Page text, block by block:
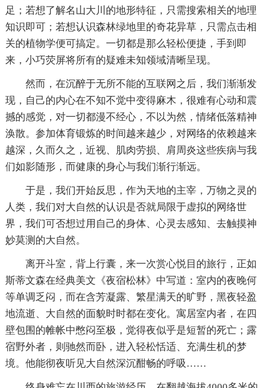
足；若想了解名山大川的地形特征，只需搜索相关的地理
知识即可；若想认识森林绿地里的奇花异草，只需点击相
关的植物学便可搞定。一切都是那么轻松便捷，手到即
来，小巧荧屏将所有的疑难未知领域清晰呈现。
然而，在沉醉于无所不能的互联网之后，我们渐渐发
现，自己的内心在不知不觉中变得麻木，很难有心动和震
撼的感觉，对一切都漫不经心，不以为然，情绪低落精神
涣散。参加体育锻炼的时间越来越少，对网络的依赖越来
越深，久而久之，近视、肌肉劳损、肩周炎这些疾病与我
们如影随形，而健康的身心与我们渐行渐远。
于是，我们开始反思，作为天地的主宰，万物之灵的
人类，我们对大自然的认识是否就局限于虚拟的网络世
界，我们可否想过用自己的身体、心灵去感知、去触摸神
妙莫测的大自然。
离开斗室，背上行囊，来一次赏心悦目的旅行，正如
斯蒂文森在经典美文《夜宿松林》中写道：室内的夜晚何
等单调乏闷，而在含芳凝露、繁星满天的旷野，黑夜轻盈
地流逝、大自然的面貌时时都在变化。寓居室内者，在四
壁包围的帷帐中憋闷至极，觉得夜似乎是短暂的死亡；露
宿野外者，则驰然而卧，进入轻松恬适、充满生机的梦
境。他能彻夜听见大自然深沉酣畅的呼吸……